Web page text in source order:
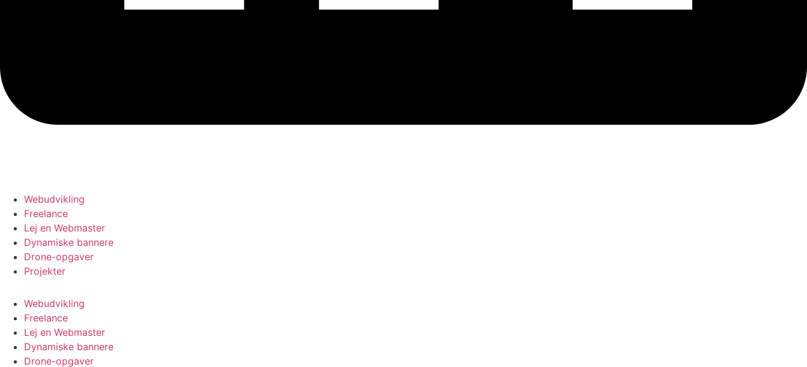
Webudvikling
Freelance
Lej en Webmaster
Dynamiske bannere
Drone-opgaver
Projekter
Webudvikling
Freelance
Lej en Webmaster
Dynamiske bannere
Drone-opgaver